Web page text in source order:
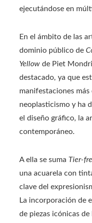
ejecutándose en
En el ámbito de las
dominio público de
Yellow de Piet
destacado, ya que
manifestaciones más
neoplasticismo y ha
el diseño gráfico, la
contemporáneo.
A ella se suma Tier-
una acuarela con
clave del
La incorporación de
de piezas icónicas de